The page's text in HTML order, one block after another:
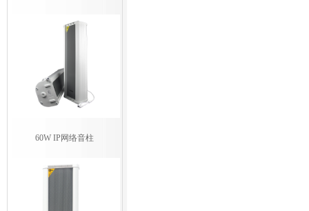
60W IP网络音柱